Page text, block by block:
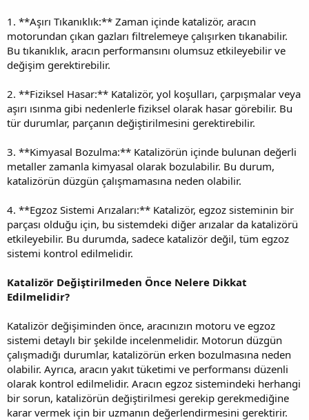
1. **Aşırı Tıkanıklık:** Zaman içinde katalizör, aracın
motorundan çıkan gazları filtrelemeye çalışırken tıkanabilir.
Bu tıkanıklık, aracın performansını olumsuz etkileyebilir ve
değişim gerektirebilir.
2. **Fiziksel Hasar:** Katalizör, yol koşulları, çarpışmalar veya
aşırı ısınma gibi nedenlerle fiziksel olarak hasar görebilir. Bu
tür durumlar, parçanın değiştirilmesini gerektirebilir.
3. **Kimyasal Bozulma:** Katalizörün içinde bulunan değerli
metaller zamanla kimyasal olarak bozulabilir. Bu durum,
katalizörün düzgün çalışmamasına neden olabilir.
4. **Egzoz Sistemi Arızaları:** Katalizör, egzoz sisteminin bir
parçası olduğu için, bu sistemdeki diğer arızalar da katalizörü
etkileyebilir. Bu durumda, sadece katalizör değil, tüm egzoz
sistemi kontrol edilmelidir.
Katalizör Değiştirilmeden Önce Nelere Dikkat
Edilmelidir?
Katalizör değişiminden önce, aracınızın motoru ve egzoz
sistemi detaylı bir şekilde incelenmelidir. Motorun düzgün
çalışmadığı durumlar, katalizörün erken bozulmasına neden
olabilir. Ayrıca, aracın yakıt tüketimi ve performansı düzenli
olarak kontrol edilmelidir. Aracın egzoz sistemindeki herhangi
bir sorun, katalizörün değiştirilmesi gerekip gerekmediğine
karar vermek için bir uzmanın değerlendirmesini gerektirir.